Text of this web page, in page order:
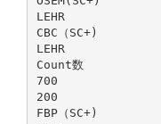
LEHR
CBC（SC+)
LEHR
Count数
700
200
FBP（SC+)